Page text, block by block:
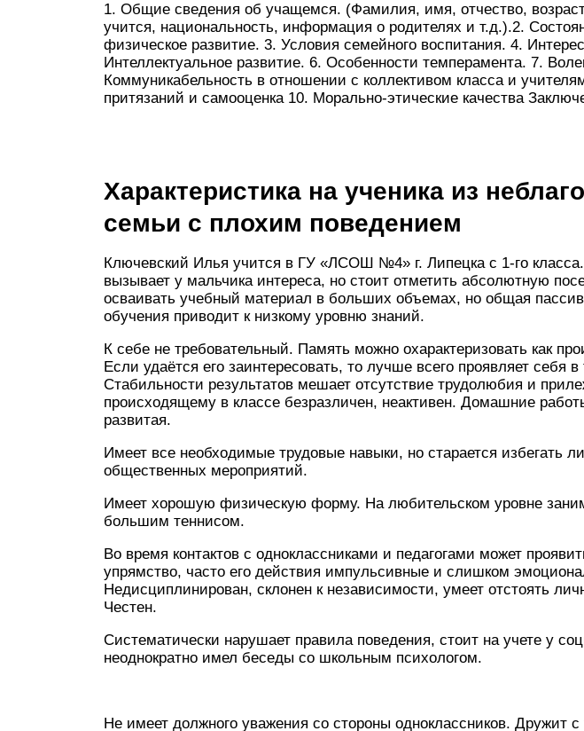
1. Общие сведения об учащемся. (Фамилия, имя, отчество,
учится, национальность, информация о родителях и т.д.).2.
физическое развитие. 3. Условия семейного воспитания. 4.
Интеллектуальное развитие. 6. Особенности темперамента. 7.
Коммуникабельность в отношении с коллективом класса и
притязаний и самооценка 10. Морально-этические качества
Характеристика на ученика из
семьи с плохим поведением
Ключевский Илья учится в ГУ «ЛСОШ №4» г. Липецка с 1-го
вызывает у мальчика интереса, но стоит отметить абсолютную
осваивать учебный материал в больших объемах, но общая
обучения приводит к низкому уровню знаний.
К себе не требовательный. Память можно охарактеризовать как
Если удаётся его заинтересовать, то лучше всего проявляет себя в
Стабильности результатов мешает отсутствие трудолюбия и
происходящему в классе безразличен, неактивен. Домашние
развитая.
Имеет все необходимые трудовые навыки, но старается избегать
общественных мероприятий.
Имеет хорошую физическую форму. На любительском уровне
большим теннисом.
Во время контактов с одноклассниками и педагогами может
упрямство, часто его действия импульсивные и слишком
Недисциплинирован, склонен к независимости, умеет отстоять
Честен.
Систематически нарушает правила поведения, стоит на учете у
неоднократно имел беседы со школьным психологом.
Не имеет должного уважения со стороны одноклассников.